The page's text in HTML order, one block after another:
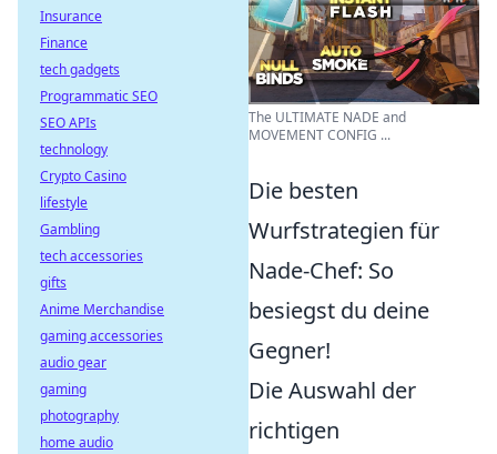
The ULTIMATE NADE and
MOVEMENT CONFIG ...
Die besten
Wurfstrategien für
Nade-Chef: So
besiegst du deine
Gegner!
Die Auswahl der
richtigen
Insurance
Finance
tech gadgets
Programmatic SEO
SEO APIs
technology
Crypto Casino
lifestyle
Gambling
tech accessories
gifts
Anime Merchandise
gaming accessories
audio gear
gaming
photography
home audio